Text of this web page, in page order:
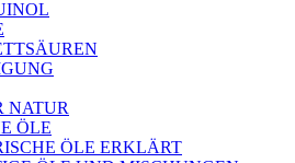
NATUR
ÖLE
ÖLE ERKLÄRT